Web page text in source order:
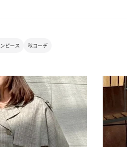
ピース 秋コーデ